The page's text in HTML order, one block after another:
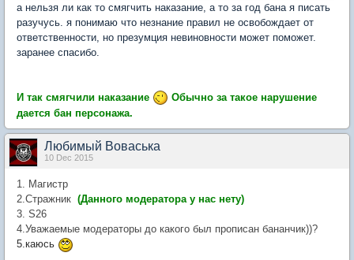
а нельзя ли как то смягчить наказание, а то за год бана я писать
разучусь. я понимаю что незнание правил не освобождает от
ответственности, но презумция невиновности может поможет.
заранее спасибо.
И так смягчили наказание
Обычно за такое нарушение
дается бан персонажа.
Любимый Воваська
10 Dec 2015
1. Магистр
2.Стражник (Данного модератора у нас нету)
3. S26
4.Уважаемые модераторы до какого был прописан бананчик))?
5.каюсь